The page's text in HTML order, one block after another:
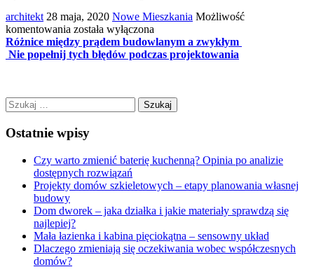
architekt 28 maja, 2020 Nowe Mieszkania Możliwość
komentowania Czy
warto
postawić
na
rynek
wtórny?
została wyłączona
Różnice między prądem budowlanym a zwykłym
Nie popełnij tych błędów podczas projektowania
Szukaj:
Ostatnie wpisy
Czy warto zmienić baterię kuchenną? Opinia po analizie
dostępnych rozwiązań
Projekty domów szkieletowych – etapy planowania własnej
budowy
Dom dworek – jaka działka i jakie materiały sprawdzą się
najlepiej?
Mała łazienka i kabina pięciokątna – sensowny układ
Dlaczego zmieniają się oczekiwania wobec współczesnych
domów?